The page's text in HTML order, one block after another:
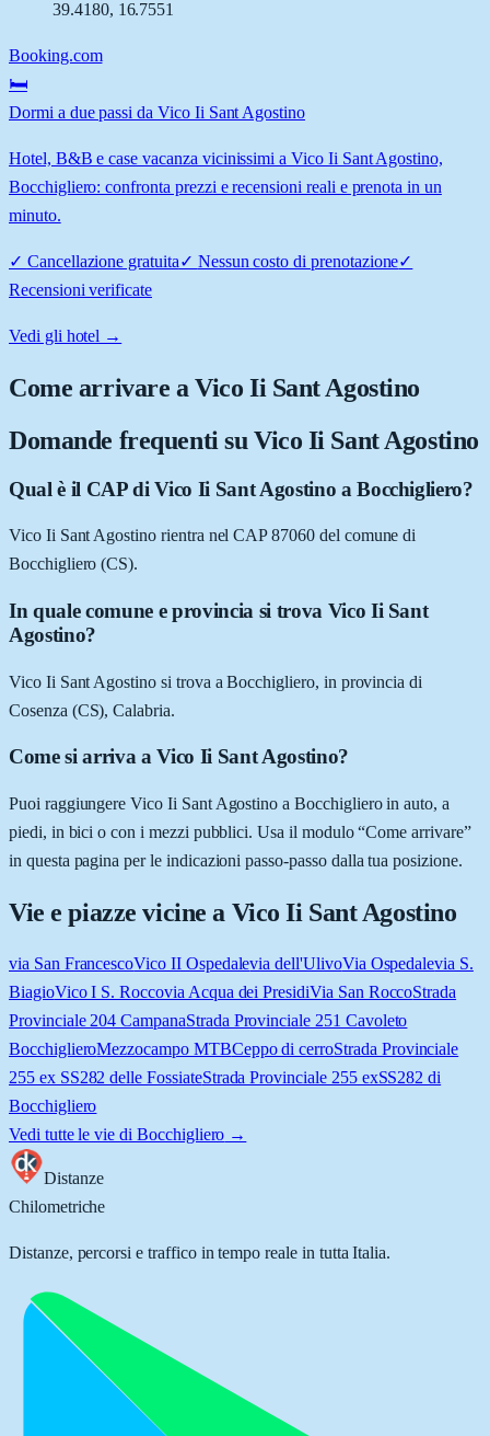
39.4180, 16.7551
Booking.com
🛏️
Dormi a due passi da Vico Ii Sant Agostino
Hotel, B&B e case vacanza vicinissimi a Vico Ii Sant Agostino,
Bocchigliero: confronta prezzi e recensioni reali e prenota in un
minuto.
✓ Cancellazione gratuita✓ Nessun costo di prenotazione✓
Recensioni verificate
Vedi gli hotel →
Come arrivare aVico Ii Sant Agostino
Domande frequenti su Vico Ii Sant Agostino
Qual è il CAP di Vico Ii Sant Agostino a Bocchigliero?
Vico Ii Sant Agostino rientra nel CAP 87060 del comune di
Bocchigliero (CS).
In quale comune e provincia si trova Vico Ii Sant
Agostino?
Vico Ii Sant Agostino si trova a Bocchigliero, in provincia di
Cosenza (CS), Calabria.
Come si arriva a Vico Ii Sant Agostino?
Puoi raggiungere Vico Ii Sant Agostino a Bocchigliero in auto, a
piedi, in bici o con i mezzi pubblici. Usa il modulo “Come arrivare”
in questa pagina per le indicazioni passo-passo dalla tua posizione.
Vie e piazze vicine a Vico Ii Sant Agostino
via San FrancescoVico II Ospedalevia dell'UlivoVia Ospedalevia S.
BiagioVico I S. Roccovia Acqua dei PresidiVia San RoccoStrada
Provinciale 204 CampanaStrada Provinciale 251 Cavoleto
BocchiglieroMezzocampo MTBCeppo di cerroStrada Provinciale
255 ex SS282 delle FossiateStrada Provinciale 255 exSS282 di
Bocchigliero
Vedi tutte le vie di Bocchigliero →
Distanze
Chilometriche
Distanze, percorsi e traffico in tempo reale in tutta Italia.